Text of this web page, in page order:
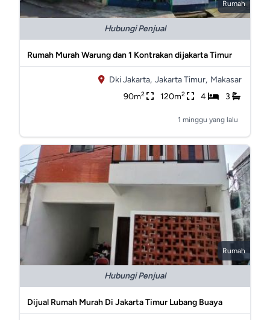
Rumah
Hubungi Penjual
Rumah Murah Warung dan 1 Kontrakan dijakarta Timur
Dki Jakarta, Jakarta Timur, Makasar
90m2 120m2 4 3
1 minggu yang lalu
Rumah
Hubungi Penjual
Dijual Rumah Murah Di Jakarta Timur Lubang Buaya